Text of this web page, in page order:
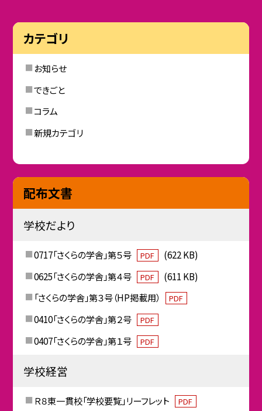
カテゴリ
お知らせ
できごと
コラム
新規カテゴリ
配布文書
学校だより
0717「さくらの学舎」第５号 PDF
(622 KB)
0625「さくらの学舎」第４号
PDF
(611 KB)
「さくらの学舎」第３号（HP掲載用）
PDF
0410「さくらの学舎」第２号 PDF
0407「さくらの学舎」第１号 PDF
学校経営
Ｒ８東一貫校「学校要覧」リーフレット PDF